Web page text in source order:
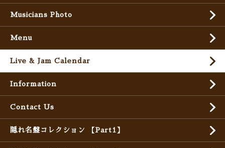
Musicians Photo
Menu
Live & Jam Calendar
Information
Contact Us
隠れ名盤コレクション 【Part1】